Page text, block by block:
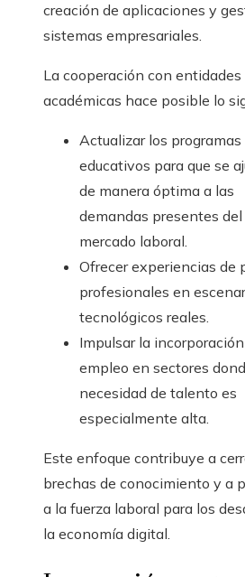
creación de aplicaciones y
sistemas empresariales.
La cooperación con entidades
académicas hace posible lo
Actualizar los programas
educativos para que se
de manera óptima a las
demandas presentes del
mercado laboral.
Ofrecer experiencias de
profesionales en
tecnológicos reales.
Impulsar la
empleo en sectores
necesidad de talento es
especialmente alta.
Este enfoque contribuye a
brechas de conocimiento y a
a la fuerza laboral para los
la economía digital.